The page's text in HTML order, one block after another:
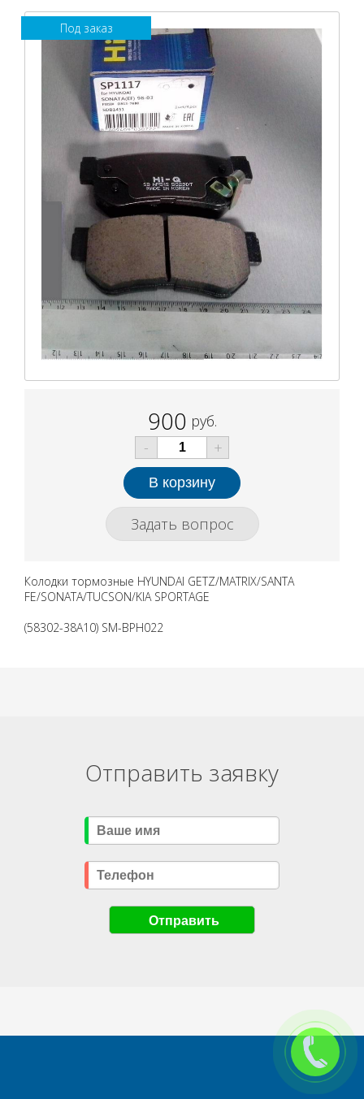
Под заказ
900 руб.
-
+
Задать вопрос
Колодки тормозные HYUNDAI GETZ/MATRIX/SANTA
FE/SONATA/TUCSON/KIA SPORTAGE
(58302-38A10) SM-BPH022
Отправить заявку